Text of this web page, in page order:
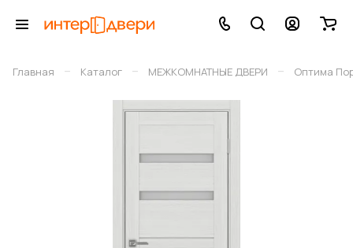
Главная – Каталог – МЕЖКОМНАТНЫЕ ДВЕРИ – Оптима